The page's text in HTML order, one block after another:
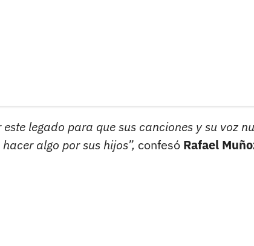
legado para que sus canciones y su voz
algo por sus hijos”, confesó Rafael